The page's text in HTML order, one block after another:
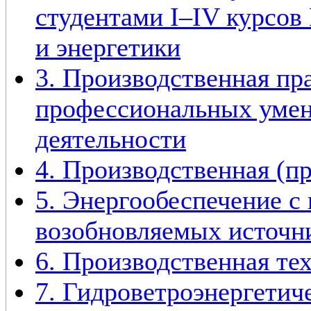
студентами I–IV
и энергетики
3. Производственная
профессиональных
деятельности
4. Производственная
5. Энергообеспечение с
возобновляемых
6. Производственная
7.